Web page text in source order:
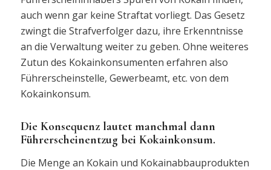
auch wenn gar keine Straftat vorliegt. Das Gesetz
zwingt die Strafverfolger dazu, ihre Erkenntnisse
an die Verwaltung weiter zu geben. Ohne weiteres
Zutun des Kokainkonsumenten erfahren also
Führerscheinstelle, Gewerbeamt, etc. von dem
Kokainkonsum.
Die Konsequenz lautet manchmal dann
Führerscheinentzug bei Kokainkonsum.
Die Menge an Kokain und Kokainabbauprodukten